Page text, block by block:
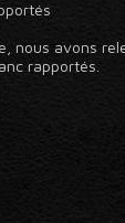
nous avons
rapportés.